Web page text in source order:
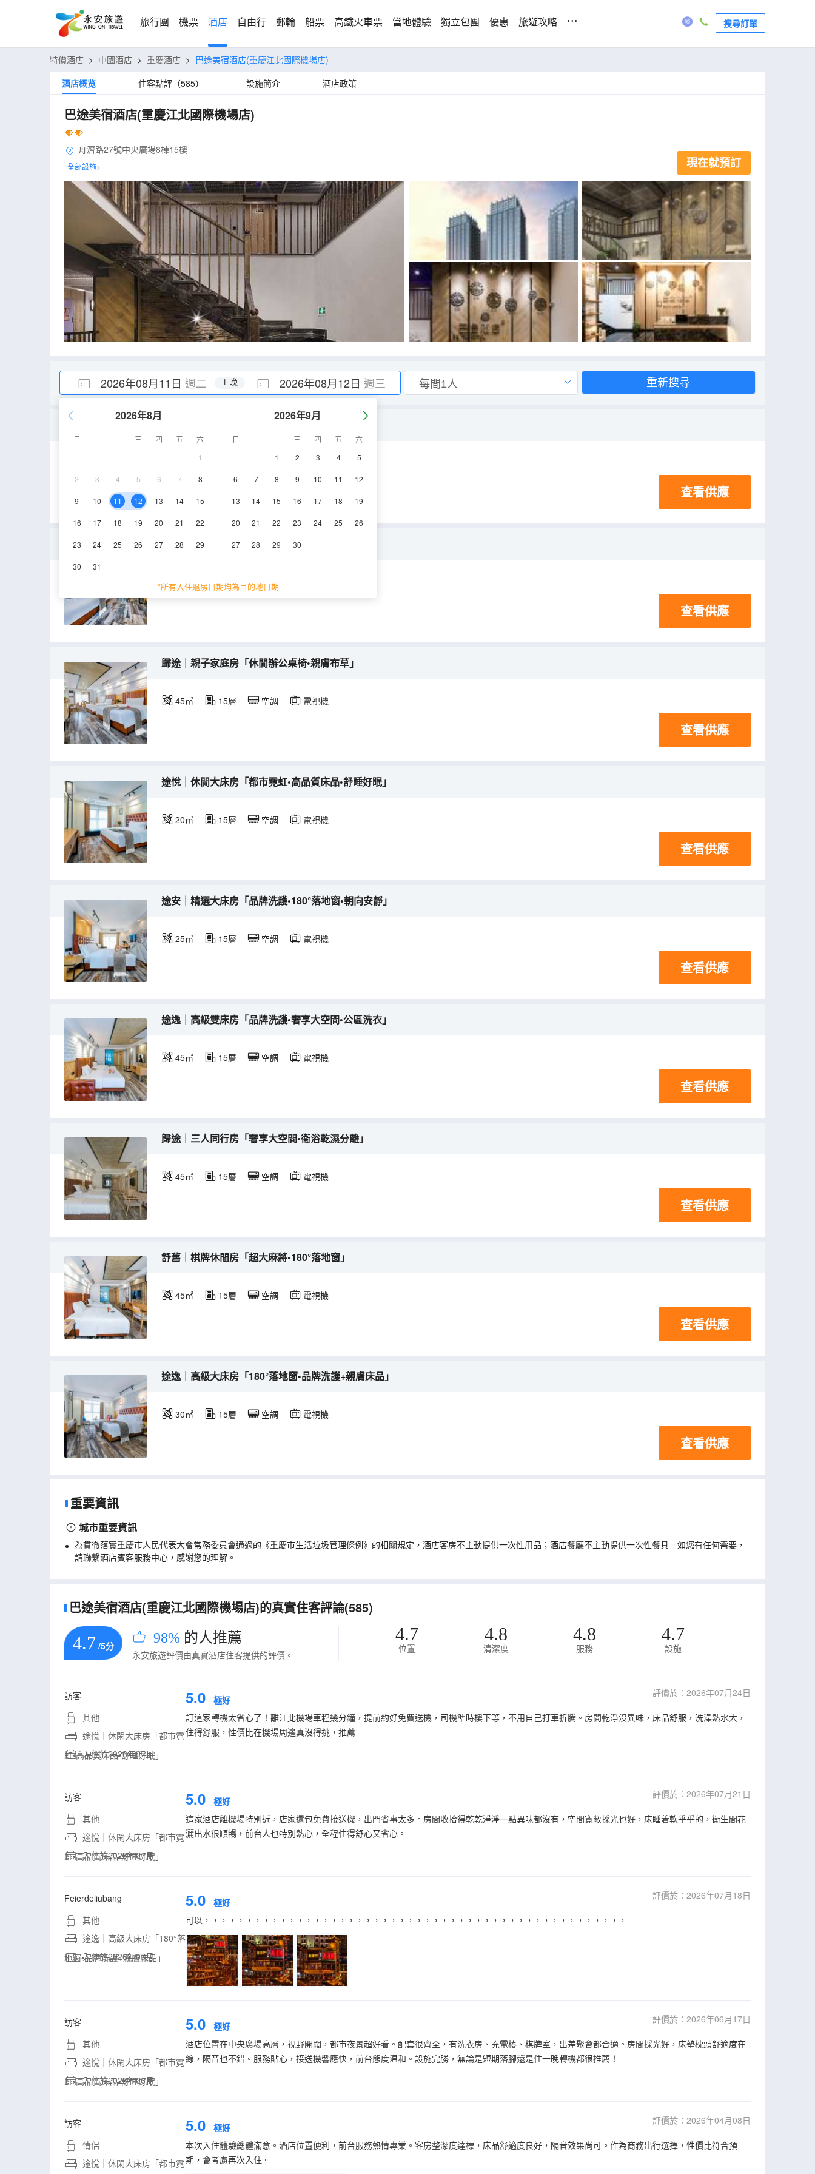
旅行團 機票 酒店 自由行 郵輪 船票 高鐵火車票 當地體驗 獨立包團 優惠 旅遊攻略 ... 搜尋訂單
特價酒店 > 中國酒店 > 重慶酒店 > 巴途美宿酒店(重慶江北國際機場店)
酒店概览
住客點評（585） 設施簡介 酒店政策
巴途美宿酒店(重慶江北國際機場店)
舟濟路27號中央廣場8棟15樓
全部設施> 現在就預訂
2026年08月11日 週二 2026年08月12日 週三
1 晚
2026年8月
日 一 二 三 四 五
六
1
2 3 4 5 6 7 8
9 10 11 12 13 14 15
16 17 18 19 20 21 22
23 24 25 26 27 28 29
30 31
2026年9月
日 一 二 三 四 五
六
1
2 3 4 5
6 7 8 9 10 11 12
13 14 15 16 17 18 19
20 21 22 23 24 25 26
27 28 29 30
*所有入住退房日期均為目的地日期
重新搜尋
初見｜躍層套房「奢享大空間•衞浴乾濕分離」
空調 電視機
查看供應
拾光｜榻榻米大床「親膚布草•休閒真皮沙發」
35㎡ 16層 空調
查看供應
歸途｜親子家庭房「休閒辦公桌椅•親膚布草」
45㎡ 15層 空調 電視機
查看供應
途悅｜休閒大床房「都市霓虹•高品質床品•舒睡好眠」
20㎡ 15層 空調 電視機
查看供應
途安｜精選大床房「品牌洗護•180°落地窗•朝向安靜」
25㎡ 15層 空調 電視機
查看供應
途逸｜高級雙床房「品牌洗護•奢享大空間•公區洗衣」
45㎡ 15層 空調 電視機
查看供應
歸途｜三人同行房「奢享大空間•衞浴乾濕分離」
45㎡ 15層 空調 電視機
查看供應
舒舊｜棋牌休閒房「超大麻將•180°落地窗」
45㎡ 15層 空調 電視機
查看供應
途逸｜高級大床房「180°落地窗•品牌洗護+親膚床品」
30㎡ 15層 空調 電視機
查看供應
重要資訊
城市重要資訊
為貫徹落實重慶市人民代表大會常務委員會通過的《重慶市生活垃圾管理條例》的相關規定，酒店客房不主動提供一次性用品；酒店餐廳不主動提供一次性餐具。如您有任何需要，
請聯繫酒店賓客服務中心，感謝您的理解。
巴途美宿酒店(重慶江北國際機場店)的真實住客評論(585)
4.7 /5分 98% 的人推薦
永安旅遊評價由真實酒店住客提供的評價。
4.7
位置
4.8
清潔度
4.8
服務
4.7
設施
訪客
其他
途悅｜休閑大床房「都市霓
虹•高品質床品•舒睡好眠」
入住於2026年07月
5.0 極好
評價於：2026年07月24日
訂這家轉機太省心了！離江北機場車程幾分鐘，提前約好免費送機，司機準時樓下等，不用自己打車折騰。房間乾淨沒異味，床品舒服，洗澡熱水大，
住得舒服，性價比在機場周邊真沒得挑，推薦
訪客
其他
途悅｜休閑大床房「都市霓
虹•高品質床品•舒睡好眠」
入住於2026年07月
5.0 極好
評價於：2026年07月21日
這家酒店離機場特別近，店家還包免費接送機，出門省事太多。房間收拾得乾乾淨淨一點異味都沒有，空間寬敞採光也好，床睡着軟乎乎的，衞生間花
灑出水很順暢，前台人也特別熱心，全程住得舒心又省心。
Feierdeliubang
其他
途逸｜高級大床房「180°落
地窗•品牌洗護+親膚床品」
入住於2026年07月
5.0 極好
評價於：2026年07月18日
可以，，，，，，，，，，，，，，，，，，，，，，，，，，，，，，，，，，，，，，，，，，，，，，，，，，
訪客
其他
途悅｜休閑大床房「都市霓
虹•高品質床品•舒睡好眠」
入住於2026年06月
5.0 極好
評價於：2026年06月17日
酒店位置在中央廣場高層，視野開闊，都市夜景超好看。配套很齊全，有洗衣房、充電樁、棋牌室，出差聚會都合適。房間採光好，床墊枕頭舒適度在
線，隔音也不錯。服務貼心，接送機響應快，前台態度温和。設施完勝，無論是短期落腳還是住一晚轉機都很推薦！
訪客
情侶
途悅｜休閑大床房「都市霓
5.0 極好
評價於：2026年04月08日
本次入住體驗總體滿意。酒店位置便利，前台服務熱情專業。客房整潔度達標，床品舒適度良好，隔音效果尚可。作為商務出行選擇，性價比符合預
期，會考慮再次入住。